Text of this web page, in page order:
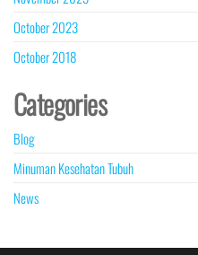
October 2023
October 2018
Categories
Blog
Minuman Kesehatan Tubuh
News